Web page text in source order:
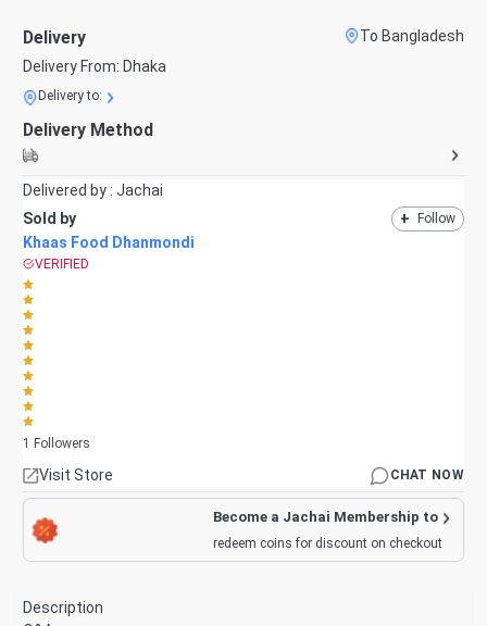
Delivery
To Bangladesh
Delivery From: Dhaka
Delivery to:
Delivery Method
Delivered by : Jachai
Sold by
+ Follow
Khaas Food Dhanmondi
VERIFIED
1 Followers
Visit Store CHAT NOW
Become a Jachai Membership to
redeem coins for discount on checkout
Description